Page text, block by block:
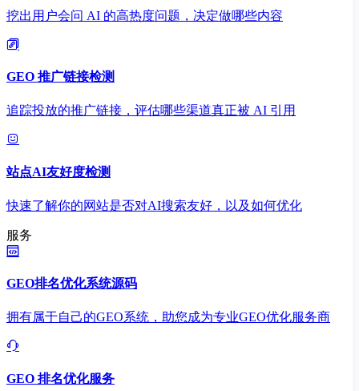
挖出用户会问 AI 的高热度问题，决定做哪些内容
GEO 推广链接检测
追踪投放的推广链接，评估哪些渠道真正被 AI 引用
站点AI友好度检测
快速了解你的网站是否对AI搜索友好，以及如何优化
服务
GEO排名优化系统源码
拥有属于自己的GEO系统，助您成为专业GEO优化服务商
GEO 排名优化服务